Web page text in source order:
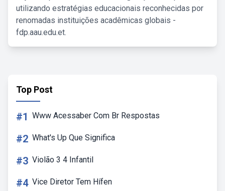
utilizando estratégias educacionais reconhecidas por
renomadas instituições acadêmicas globais -
fdp.aau.edu.et.
Top Post
#1 Www Acessaber Com Br Respostas
#2 What's Up Que Significa
#3 Violão 3 4 Infantil
#4 Vice Diretor Tem Hífen